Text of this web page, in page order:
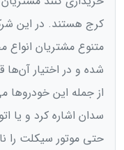
کرج هستند. در این
متنوع مشتریان انواع
شده و در اختیار آن‌ها
از جمله این خودروها
سدان اشاره کرد و یا
حتی موتور سیکلت را